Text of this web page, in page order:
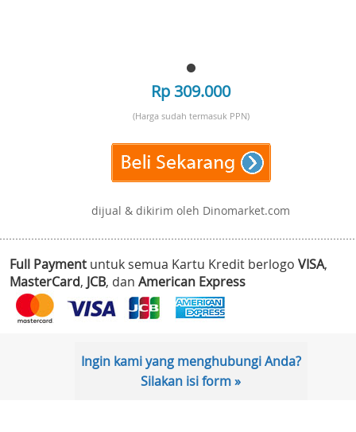
Rp 309.000
(Harga sudah termasuk PPN)
dijual & dikirim oleh Dinomarket.com
Full Payment untuk semua Kartu Kredit berlogo VISA,
MasterCard, JCB, dan American Express
Ingin kami yang menghubungi Anda?
Silakan isi form »